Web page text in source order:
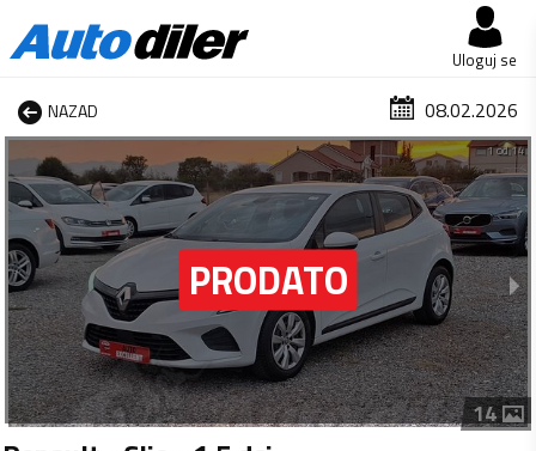
Uloguj se
NAZAD 08.02.2026
1 od 14
14